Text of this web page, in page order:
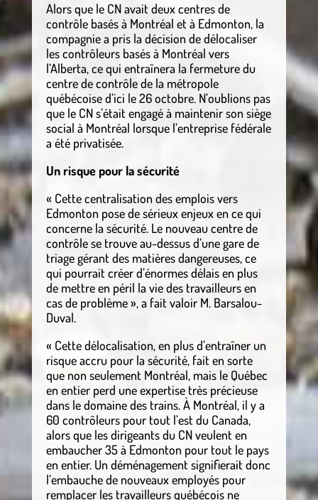
Alors que le CN avait deux centres de
contrôle basés à Montréal et à Edmonton, la
compagnie a pris la décision de délocaliser
les contrôleurs basés à Montréal vers
l’Alberta, ce qui entraînera la fermeture du
centre de contrôle de la métropole
québécoise d’ici le 26 octobre. N’oublions pas
que le CN s’était engagé à maintenir son siège
social à Montréal lorsque l’entreprise fédérale
a été privatisée.
Un risque pour la sécurité
« Cette centralisation des emplois vers
Edmonton pose de sérieux enjeux en ce qui
concerne la sécurité. Le nouveau centre de
contrôle se trouve au-dessus d’une gare de
triage gérant des matières dangereuses, ce
qui pourrait créer d’énormes délais en plus
de mettre en péril la vie des travailleurs en
cas de problème », a fait valoir M. Barsalou-
Duval.
« Cette délocalisation, en plus d’entraîner un
risque accru pour la sécurité, fait en sorte
que non seulement Montréal, mais le Québec
en entier perd une expertise très précieuse
dans le domaine des trains. À Montréal, il y a
60 contrôleurs pour tout l’est du Canada,
alors que les dirigeants du CN veulent en
embaucher 35 à Edmonton pour tout le pays
en entier. Un déménagement signifierait donc
l’embauche de nouveaux employés pour
remplacer les travailleurs québécois ne